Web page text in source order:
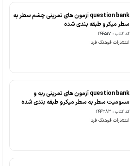
question bank آزمون های تمرینی چشم سطر به
سطر میکرو طبقه بندی شده
کد کتاب : 144517
انتشارات فرهنگ فردا
question bank آزمون های تمرینی ریه و
مسومیت سطر به سطر میکرو طبقه بندی شده
کد کتاب : 144383
انتشارات فرهنگ فردا